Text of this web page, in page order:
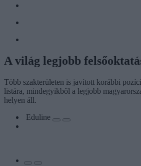
A világ legjobb
Több szakterületen is javított korábbi
listára, mindegyikből a legjobb
helyen áll.
Eduline